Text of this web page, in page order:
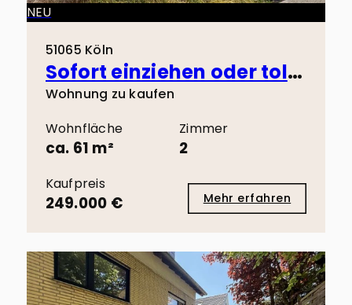
NEU
51065 Köln
Sofort einziehen oder tolle Kapitalanlage! 3 Minuten zu Fuß zum Wiener Platz!
Wohnung zu kaufen
Wohnfläche
ca. 61 m²
Zimmer
2
Kaufpreis
249.000 € Mehr erfahren